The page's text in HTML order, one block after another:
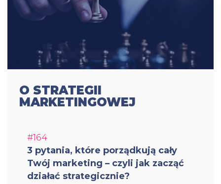
O STRATEGII
MARKETINGOWEJ
#164
3 pytania, które porządkują cały
Twój marketing – czyli jak zacząć
działać strategicznie?